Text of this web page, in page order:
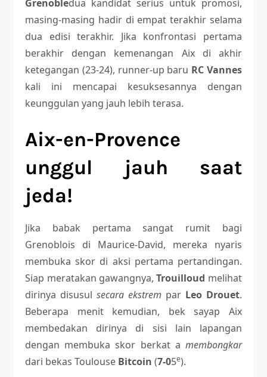
Grenobledua kandidat serius untuk promosi,
masing-masing hadir di empat terakhir selama
dua edisi terakhir. Jika konfrontasi pertama
berakhir dengan kemenangan Aix di akhir
ketegangan (23-24), runner-up baru RC Vannes
kali ini mencapai kesuksesannya dengan
keunggulan yang jauh lebih terasa.
Aix-en-Provence
unggul jauh saat
jeda!
Jika babak pertama sangat rumit bagi
Grenoblois di Maurice-David, mereka nyaris
membuka skor di aksi pertama pertandingan.
Siap meratakan gawangnya,Trouilloud melihat
dirinya disusulsecara ekstrem par Leo Drouet.
Beberapa menit kemudian, bek sayap Aix
membedakan dirinya di sisi lain lapangan
dengan membuka skor berkat a membongkar
dari bekas Toulouse Bitcoin (7-05e).